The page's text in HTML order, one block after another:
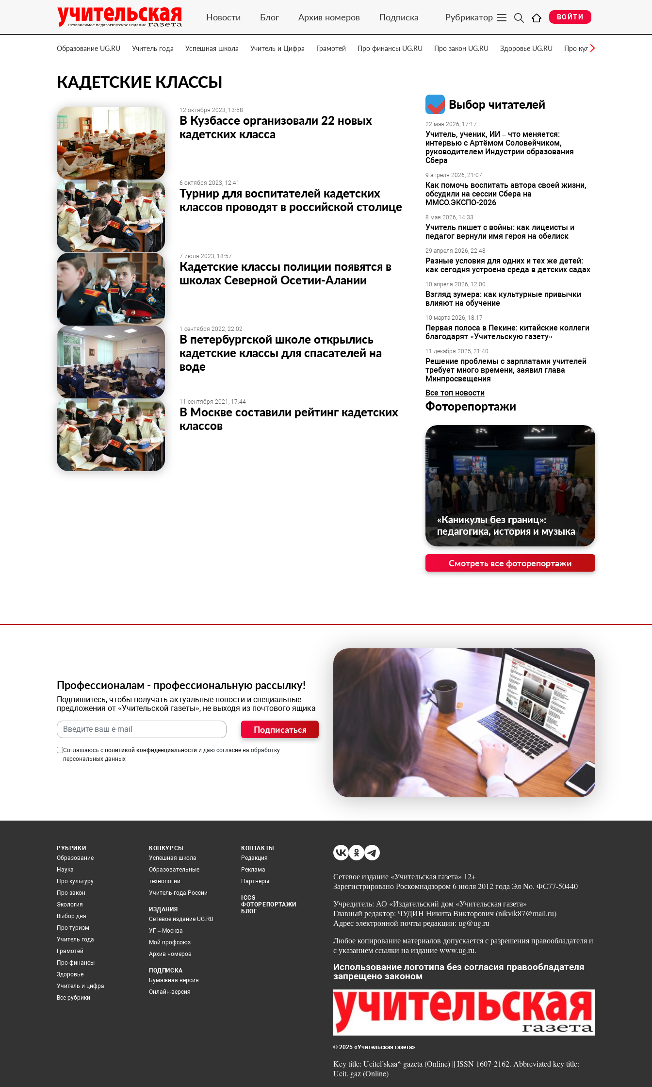
Новости Блог Архив номеров Подписка Рубрикатор ВОЙТИ
Образование UG.RU Учитель года Успешная школа Учитель и Цифра Грамотей Про финансы UG.RU Про закон UG.RU Здоровье UG.RU Про культуру UG.RU
КАДЕТСКИЕ КЛАССЫ
12 октября 2023, 13:58
В Кузбассе организовали 22 новых
кадетских класса
6 октября 2023, 12:41
Турнир для воспитателей кадетских
классов проводят в российской столице
7 июля 2023, 18:57
Кадетские классы полиции появятся в
школах Северной Осетии-Алании
1 сентября 2022, 22:02
В петербургской школе открылись
кадетские классы для спасателей на
воде
11 сентября 2021, 17:44
В Москве составили рейтинг кадетских
классов
Выбор читателей
22 мая 2026, 17:17
Учитель, ученик, ИИ – что меняется:
интервью с Артёмом Соловейчиком,
руководителем Индустрии образования
Сбера
9 апреля 2026, 21:07
Как помочь воспитать автора своей жизни,
обсудили на сессии Сбера на
ММСО.ЭКСПО-2026
8 мая 2026, 14:33
Учитель пишет с войны: как лицеисты и
педагог вернули имя героя на обелиск
29 апреля 2026, 22:48
Разные условия для одних и тех же детей:
как сегодня устроена среда в детских садах
10 апреля 2026, 12:00
Взгляд зумера: как культурные привычки
влияют на обучение
10 марта 2026, 18:17
Первая полоса в Пекине: китайские коллеги
благодарят «Учительскую газету»
11 декабря 2025, 21:40
Решение проблемы с зарплатами учителей
требует много времени, заявил глава
Минпросвещения
Все топ новости
Фоторепортажи
«Каникулы без границ»:
педагогика, история и музыка
Смотреть все фоторепортажи
Профессионалам - профессиональную рассылку!
Подпишитесь, чтобы получать актуальные новости и специальные
предложения от «Учительской газеты», не выходя из почтового ящика
Подписаться
Соглашаюсь с политикой конфиденциальности и даю согласие на обработку
персональных данных
РУБРИКИ
Образование
Наука
Про культуру
Про закон
Экология
Выбор дня
Про туризм
Учитель года
Грамотей
Про финансы
Здоровье
Учитель и цифра
Все рубрики
КОНКУРСЫ
Успешная школа
Образовательные
технологии
Учитель года России
ИЗДАНИЯ
Сетевое издание UG.RU
УГ – Москва
Мой профсоюз
Архив номеров
ПОДПИСКА
Бумажная версия
Онлайн-версия
КОНТАКТЫ
Редакция
Реклама
Партнеры
ICCS
ФОТОРЕПОРТАЖИ
БЛОГ
Сетевое издание «Учительская газета» 12+
Зарегистрировано Роскомнадзором 6 июля 2012 года Эл No. ФС77-50440
Учредитель: АО «Издательский дом «Учительская газета»
Главный редактор: ЧУДИН Никита Викторович (nikvik87@mail.ru)
Адрес электронной почты редакции: ug@ug.ru
Любое копирование материалов допускается с разрешения правообладателя и
с указанием ссылки на издание www.ug.ru.
Использование логотипа без согласия правообладателя
запрещено законом
© 2025 «Учительская газета»
Key title: Ucitel’skaa^ gazeta (Online) || ISSN 1607-2162. Abbreviated key title:
Ucit. gaz (Online)